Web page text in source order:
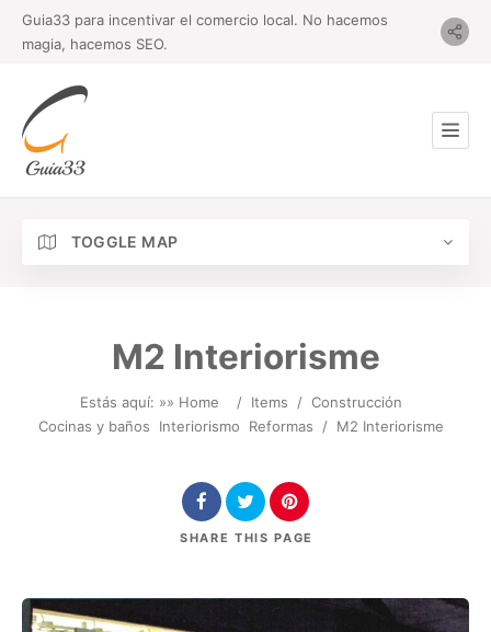
Guia33 para incentivar el comercio local. No hacemos
magia, hacemos SEO.
TOGGLE MAP
M2 Interiorisme
Estás aquí: »» Home / Items / Construcción
Cocinas y baños
Interiorismo Reformas / M2 Interiorisme
SHARE THIS PAGE